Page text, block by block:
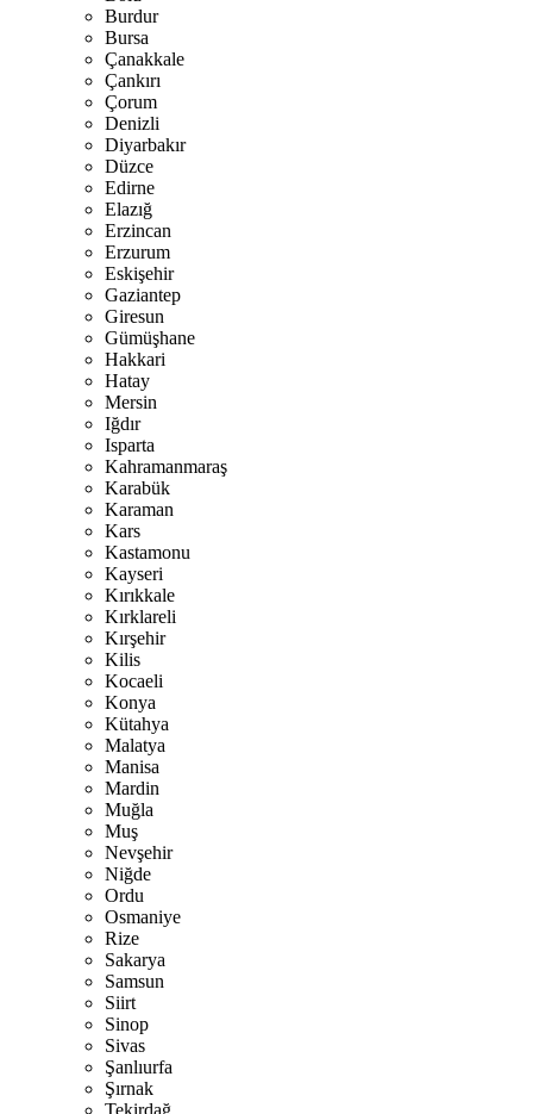
Burdur
Bursa
Çanakkale
Çankırı
Çorum
Denizli
Diyarbakır
Düzce
Edirne
Elazığ
Erzincan
Erzurum
Eskişehir
Gaziantep
Giresun
Gümüşhane
Hakkari
Hatay
Mersin
Iğdır
Isparta
Kahramanmaraş
Karabük
Karaman
Kars
Kastamonu
Kayseri
Kırıkkale
Kırklareli
Kırşehir
Kilis
Kocaeli
Konya
Kütahya
Malatya
Manisa
Mardin
Muğla
Muş
Nevşehir
Niğde
Ordu
Osmaniye
Rize
Sakarya
Samsun
Siirt
Sinop
Sivas
Şanlıurfa
Şırnak
Tekirdağ